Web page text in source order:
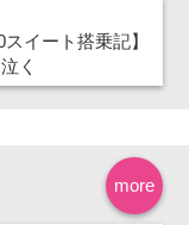
イート搭乗記】
く
more